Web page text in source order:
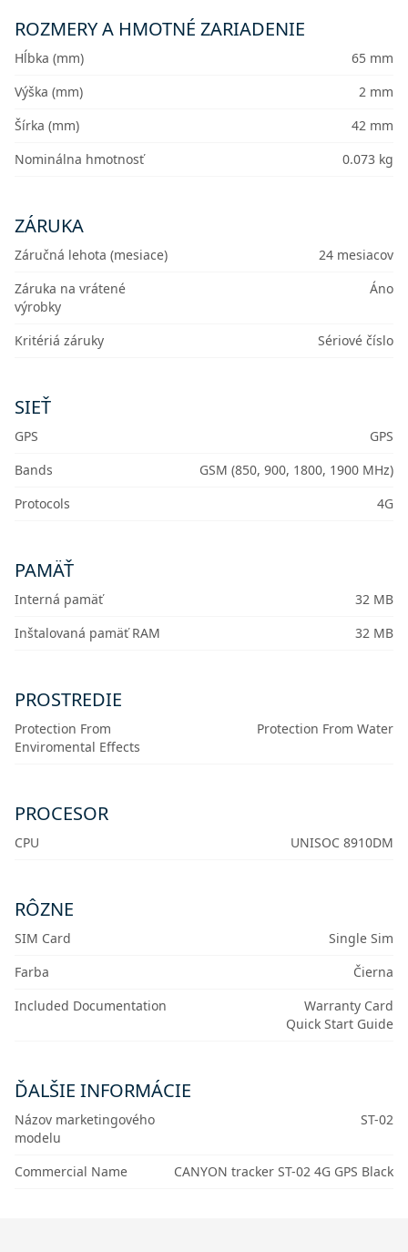
ROZMERY A HMOTNÉ ZARIADENIE
Hĺbka (mm)
65 mm
Výška (mm)
2 mm
Šírka (mm)
42 mm
Nominálna hmotnosť
0.073 kg
ZÁRUKA
Záručná lehota (mesiace)
24 mesiacov
Záruka na vrátené
výrobky
Áno
Kritériá záruky Sériové číslo
SIEŤ
GPS
GPS
Bands
GSM (850, 900, 1800, 1900 MHz)
Protocols
4G
PAMÄŤ
Interná pamäť
32 MB
Inštalovaná pamäť RAM
32 MB
PROSTREDIE
Protection From
Enviromental Effects
Protection From Water
PROCESOR
CPU UNISOC 8910DM
RÔZNE
SIM Card
Single Sim
Farba
Čierna
Included Documentation
Warranty Card
Quick Start Guide
ĎALŠIE INFORMÁCIE
Názov marketingového
modelu
ST-02
Commercial Name CANYON tracker ST-02 4G GPS Black